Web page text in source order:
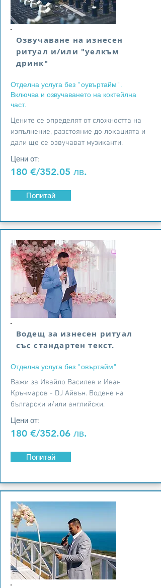
Озвучаване на изнесен
ритуал и/или "уелкъм
дринк"
Отделна услуга без "оувъртайм".
Включва и озвучаването на коктейлна
част.
Цените се определят от сложността на
изпълнение, разстояние до локацията и
дали ще се озвучават музиканти.
Цени от:
180 €/352.05 лв.
Попитай
Водещ за изнесен ритуал
със стандартен текст.
Отделна услуга без "овъртайм"
Важи за Ивайло Василев и Иван
Кръчмаров - DJ Айвън. Водене на
български и/или английски.
Цени от:
180 €/352.06 лв.
Попитай